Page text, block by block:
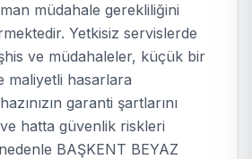
müdahale gerekliliğini
Yetkisiz servislerde
ve müdahaleler, küçük bir
hasarlara
garanti şartlarını
hatta güvenlik riskleri
BAŞKENT BEYAZ